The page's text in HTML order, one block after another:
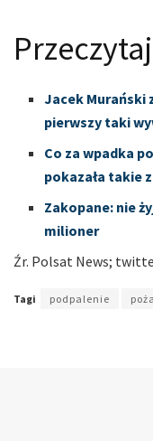
Jacek Murański
pierwszy taki
Co za wpadka
pokazała takie
Zakopane: nie
milioner
Źr. Polsat News;
Tagi podpalenie